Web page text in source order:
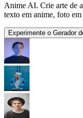
Anime AI. Crie arte de
texto em anime, foto
Experimente o Gerador